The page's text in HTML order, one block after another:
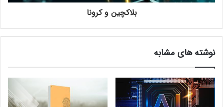
بلاکچین و کرونا
نوشته های مشابه